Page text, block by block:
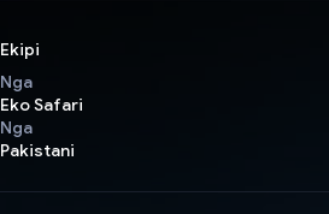
Ekipi
Nga
Eko Safari
Nga
Pakistani